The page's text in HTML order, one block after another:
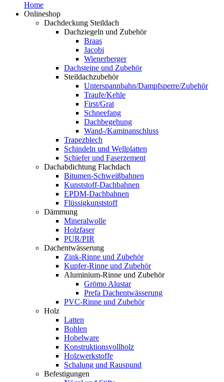
Home
Onlineshop
Dachdeckung Steildach
Dachziegeln und Zubehör
Braas
Jacobi
Wienerberger
Dachsteine und Zubehör
Steildachzubehör
Unterspannbahn/Dampfsperre/Zubehör
Traufe/Kehle
First/Grat
Schneefang
Dachbegehung
Wand-/Kaminanschluss
Trapezblech
Schindeln und Wellplatten
Schiefer und Faserzement
Dachabdichtung Flachdach
Bitumen-Schweißbahnen
Kunststoff-Dachbahnen
EPDM-Dachbahnen
Flüssigkunststoff
Dämmung
Mineralwolle
Holzfaser
PUR/PIR
Dachentwässerung
Zink-Rinne und Zubehör
Kupfer-Rinne und Zubehör
Aluminium-Rinne und Zubehör
Grömo Alustar
Prefa Dachentwässerung
PVC-Rinne und Zubehör
Holz
Latten
Bohlen
Hobelware
Konstruktionsvollholz
Holzwerkstoffe
Schalung und Rauspund
Befestigungen